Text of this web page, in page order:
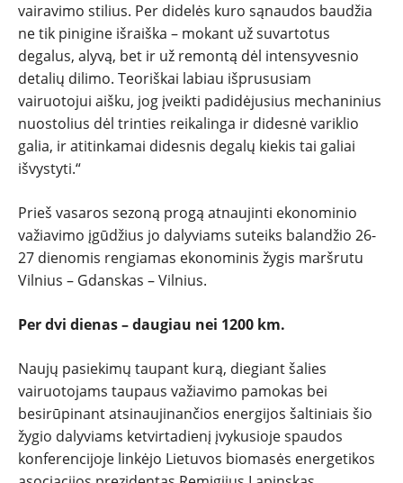
vairavimo stilius. Per didelės kuro sąnaudos baudžia
ne tik pinigine išraiška – mokant už suvartotus
degalus, alyvą, bet ir už remontą dėl intensyvesnio
detalių dilimo. Teoriškai labiau išprususiam
vairuotojui aišku, jog įveikti padidėjusius mechaninius
nuostolius dėl trinties reikalinga ir didesnė variklio
galia, ir atitinkamai didesnis degalų kiekis tai galiai
išvystyti.“
Prieš vasaros sezoną progą atnaujinti ekonominio
važiavimo įgūdžius jo dalyviams suteiks balandžio 26-
27 dienomis rengiamas ekonominis žygis maršrutu
Vilnius – Gdanskas – Vilnius.
Per dvi dienas – daugiau nei 1200 km.
Naujų pasiekimų taupant kurą, diegiant šalies
vairuotojams taupaus važiavimo pamokas bei
besirūpinant atsinaujinančios energijos šaltiniais šio
žygio dalyviams ketvirtadienį įvykusioje spaudos
konferencijoje linkėjo Lietuvos biomasės energetikos